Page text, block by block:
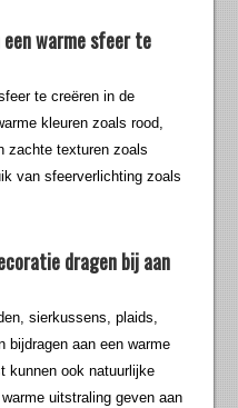
warme sfeer te
te creëren in de
kleuren zoals rood,
zachte texturen zoals
van sfeerverlichting zoals
dragen bij aan
sierkussens, plaids,
bijdragen aan een warme
kunnen ook natuurlijke
uitstraling geven aan